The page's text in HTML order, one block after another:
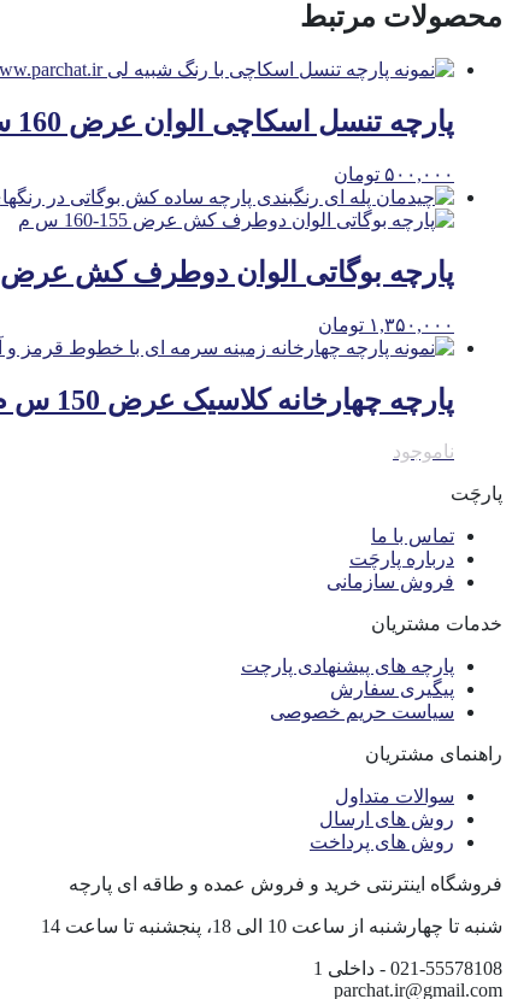
محصولات مرتبط
پارچه تنسل اسکاچی الوان عرض 160 س
۵۰۰,۰۰۰ تومان
پارچه بوگاتی الوان دوطرف کش عرض 155-160 س م
۱,۳۵۰,۰۰۰ تومان
پارچه چهارخانه کلاسیک عرض 150 س م
ناموجود
پارچَت
تماس با ما
درباره پارچَت
فروش سازمانی
خدمات مشتریان
پارچه های پیشنهادی پارچت
پیگیری سفارش
سیاست حریم خصوصی
راهنمای مشتریان
سوالات متداول
روش های ارسال
روش های پرداخت
فروشگاه اینترنتی خرید و فروش عمده و طاقه ای پارچه
شنبه تا چهارشنبه از ساعت 10 الی 18، پنجشنبه تا ساعت 14
021-55578108 - داخلی 1
parchat.ir@gmail.com